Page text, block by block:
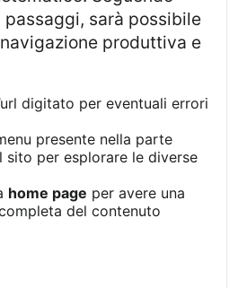
sarà possibile
produttiva e
digitato per eventuali errori
presente nella parte
sito per esplorare le diverse
home page per avere una
del contenuto